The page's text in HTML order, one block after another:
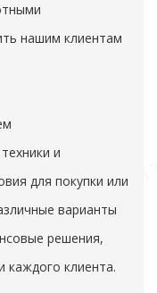
нашим клиентам
и
для покупки или
варианты
решения,
каждого клиента.